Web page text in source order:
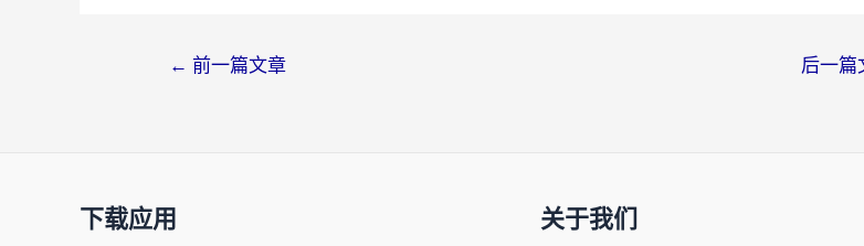
← 前一篇文章 后一篇
下载应用 关于我们